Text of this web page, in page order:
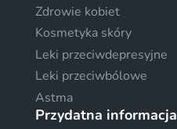
Zdrowie kobiet
Kosmetyka skóry
Leki przeciwdepresyjne
Leki przeciwbólowe
Astma
Przydatna informacja